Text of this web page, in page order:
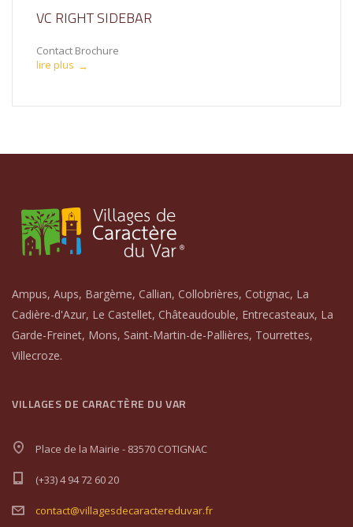
VC RIGHT SIDEBAR
Contact Brochure
lire plus →
Ampus, Aups, Bargème, Callian, Collobrières, Cotignac, La
Cadière-d'Azur, Le Castellet, Châteaudouble, Entrecasteaux, La
Garde-Freinet, Mons, Saint-Martin-de-Pallières, Tourrettes,
Villecroze.
VILLAGES DE CARACTÈRE DU VAR
Place de la Mairie - 83570 COTIGNAC
(+33) 4 94 72 60 20
contact@villagesdecaractereduvar.fr